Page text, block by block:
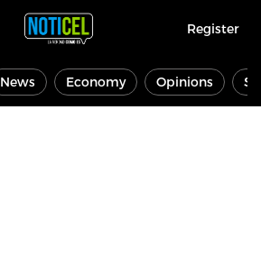
Register
News Economy Opinions